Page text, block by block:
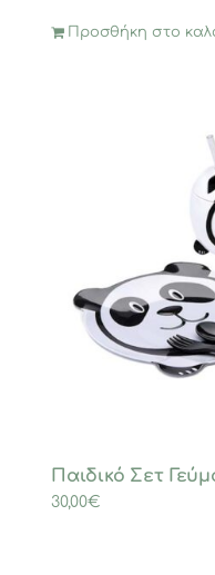
Προσθήκη στο
Παιδικό Σετ
30,00€